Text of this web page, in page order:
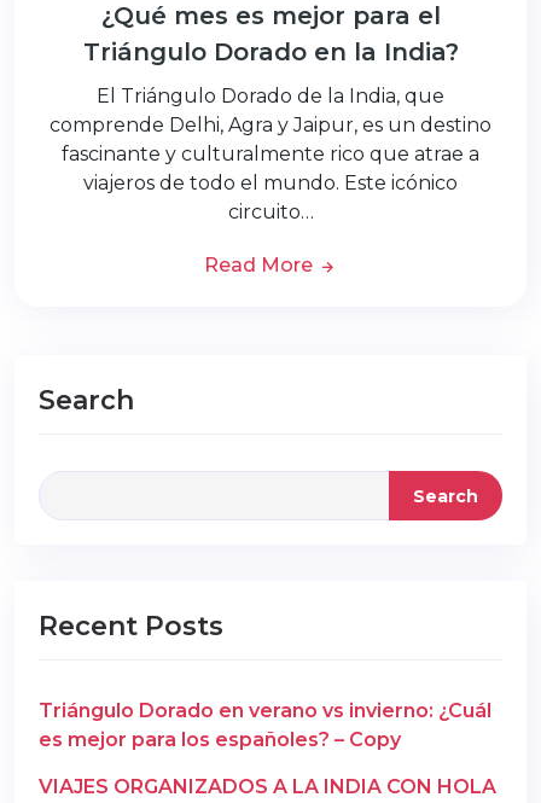
¿Qué mes es mejor para el
Triángulo Dorado en la India?
El Triángulo Dorado de la India, que
comprende Delhi, Agra y Jaipur, es un destino
fascinante y culturalmente rico que atrae a
viajeros de todo el mundo. Este icónico
circuito…
Read More
Search
Search
Recent Posts
Triángulo Dorado en verano vs invierno: ¿Cuál
es mejor para los españoles? – Copy
VIAJES ORGANIZADOS A LA INDIA CON HOLA